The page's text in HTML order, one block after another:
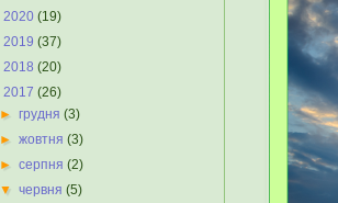
2020 (19)
2019 (37)
2018 (20)
2017 (26)
►грудня(3)
►жовтня(3)
►серпня(2)
▼червня(5)